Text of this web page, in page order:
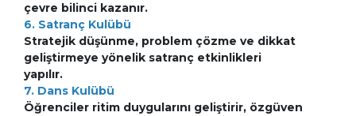
çevre bilinci kazanır.
6. Satranç Kulübü
Stratejik düşünme, problem çözme ve dikkat
geliştirmeye yönelik satranç etkinlikleri
yapılır.
7. Dans Kulübü
Öğrenciler ritim duygularını geliştirir, özgüven